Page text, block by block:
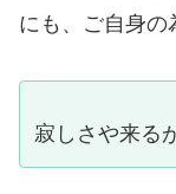
にも、ご自身の
寂しさや来る